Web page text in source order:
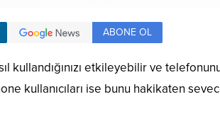
ABONE OL
kullandığınızı etkileyebilir ve
kullanıcıları ise bunu hakikaten